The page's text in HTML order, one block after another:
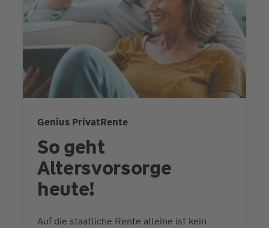
Genius PrivatRente
So geht
Altersvorsorge
heute!
Auf die staatliche Rente alleine ist kein